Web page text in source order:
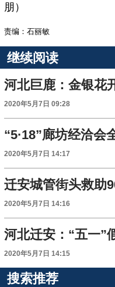
朋）
责编：石丽敏
继续阅读
河北巨鹿：金银花
2020年5月7日 09:28
“5·18”廊坊经洽会
2020年5月7日 14:17
迁安城管街头救助
2020年5月7日 14:16
河北迁安：“五一”
2020年5月7日 14:15
搜索推荐